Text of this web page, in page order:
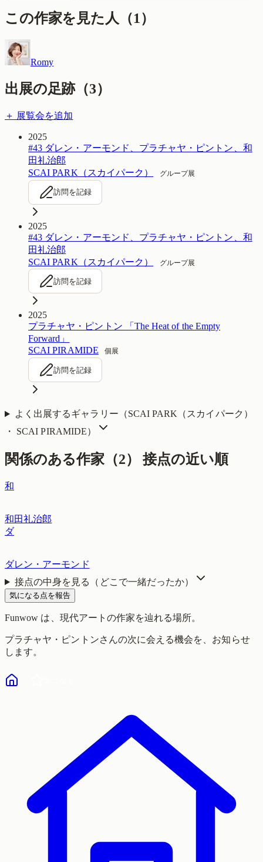
この作家を見た人 （1）
Romy
出展の足跡（3）
＋ 展覧会を追加
2025
#43 ダレン・アーモンド、プラチャヤ・ピントン、和
田礼治郎
SCAI PARK（スカイパーク）
グループ展
訪問を記録
2025
#43 ダレン・アーモンド、プラチャヤ・ピントン、和
田礼治郎
SCAI PARK（スカイパーク）
グループ展
訪問を記録
2025
プラチャヤ・ピントン 「The Heat of the Empty
Forward」
SCAI PIRAMIDE
個展
訪問を記録
よく出展するギャラリー（SCAI PARK（スカイパーク）
・ SCAI PIRAMIDE）
関係のある作家（2） 接点の近い順
和
和田礼治郎
ダ
ダレン・アーモンド
接点の中身を見る（どこで一緒だったか）
気になる点を報告
Funwow は、現代アートの作家を辿れる場所。
プラチャヤ・ピントンさんの次に会える機会を、お知らせ
します。